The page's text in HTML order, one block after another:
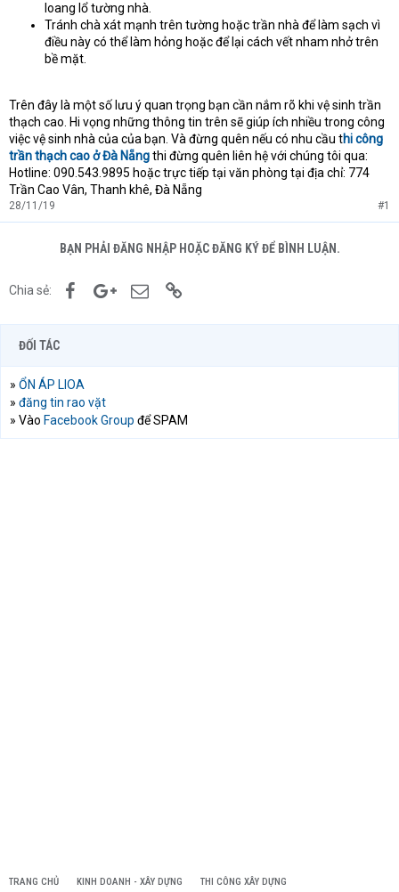
loang lổ tường nhà.
Tránh chà xát mạnh trên tường hoặc trần nhà để làm sạch vì
điều này có thể làm hỏng hoặc để lại cách vết nham nhở trên
bề mặt.
Trên đây là một số lưu ý quan trọng bạn cần nắm rõ khi vệ sinh trần
thạch cao. Hi vọng những thông tin trên sẽ giúp ích nhiều trong công
việc vệ sinh nhà của của bạn. Và đừng quên nếu có nhu cầu thi công
trần thạch cao ở Đà Nẵngthi đừng quên liên hệ với chúng tôi qua:
Hotline: 090.543.9895 hoặc trực tiếp tại văn phòng tại địa chỉ: 774
Trần Cao Vân, Thanh khê, Đà Nẵng
28/11/19 #1
BẠN PHẢI ĐĂNG NHẬP HOẶC ĐĂNG KÝ ĐỂ BÌNH LUẬN.
Chia sẻ: FacebookGoogle+Email
ĐỐI TÁC
» ỔN ÁP LIOA
» đăng tin rao vặt
» Vào Facebook Group để SPAM
TRANG CHỦ KINH DOANH - XÂY DỰNG THI CÔNG XÂY DỰNG